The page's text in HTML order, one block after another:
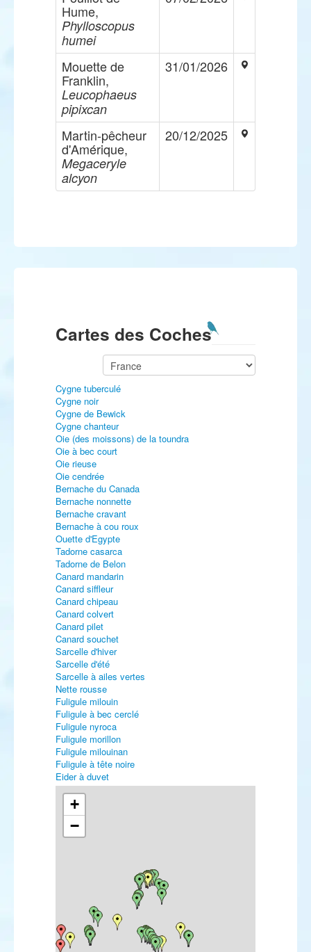
Hume,
Phylloscopus
humei
Mouette de
Franklin,
Leucophaeus
pipixcan
31/01/2026
Martin-pêcheur
d'Amérique,
Megaceryle
alcyon
20/12/2025
Cartes des Coches
Cygne tuberculé
Cygne noir
Cygne de Bewick
Cygne chanteur
Oie (des moissons) de la toundra
Oie à bec court
Oie rieuse
Oie cendrée
Bernache du Canada
Bernache nonnette
Bernache cravant
Bernache à cou roux
Ouette d'Egypte
Tadorne casarca
Tadorne de Belon
Canard mandarin
Canard siffleur
Canard chipeau
Canard colvert
Canard pilet
Canard souchet
Sarcelle d'hiver
Sarcelle d'été
Sarcelle à ailes vertes
Nette rousse
Fuligule milouin
Fuligule à bec cerclé
Fuligule nyroca
Fuligule morillon
Fuligule milouinan
Fuligule à tête noire
Eider à duvet
Eider à tête grise
Harelde boréale
Macreuse noire
Macreuse brune
Garrot à œil d'or
Érismature à tête blanche
Perdrix grise
Caille des blés
Faisan vénéré
+
−